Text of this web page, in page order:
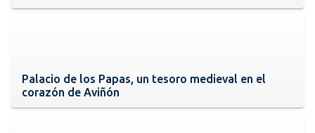
Palacio de los Papas, un tesoro medieval en el
corazón de Aviñón